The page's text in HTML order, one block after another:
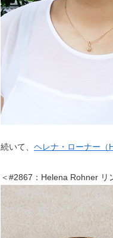
続いて、 ヘレナ・ローナー（
＜#2867：Helena Rohner リ